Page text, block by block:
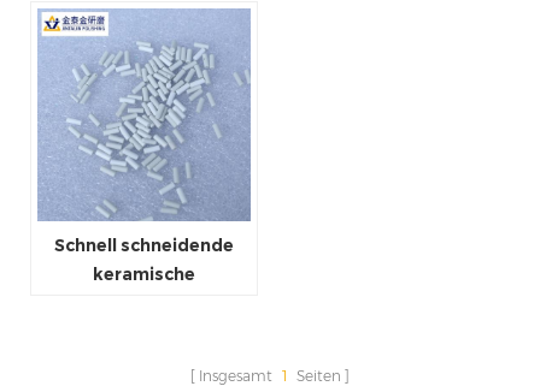
Schnell schneidende
keramische
Insgesamt 1 Seiten